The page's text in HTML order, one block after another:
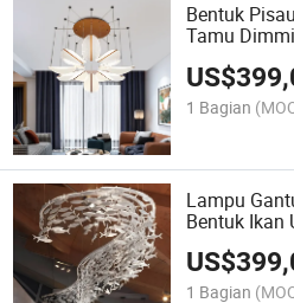
Bentuk
Tamu
US$
1 Bagian
Lampu
Bentuk Ikan
Klub Lobi
US$
1 Bagian